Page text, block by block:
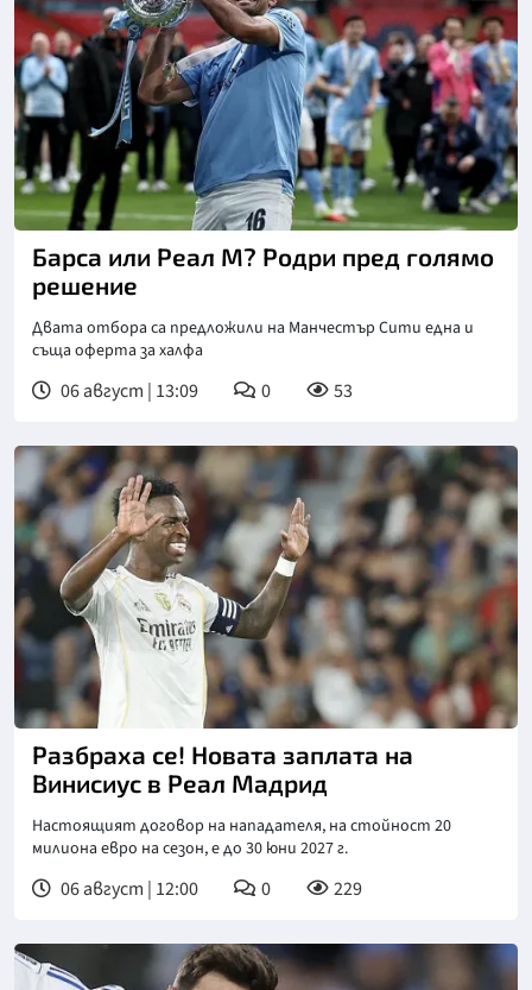
Барса или Реал М? Родри пред голямо
решение
Двата отбора са предложили на Манчестър Сити една и
съща оферта за халфа
06 август | 13:09 0 53
Разбраха се! Новата заплата на
Винисиус в Реал Мадрид
Настоящият договор на нападателя, на стойност 20
милиона евро на сезон, е до 30 юни 2027 г.
06 август | 12:00 0 229